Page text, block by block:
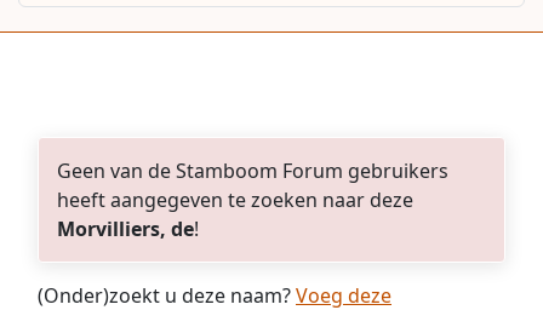
Geen van de Stamboom Forum gebruikers
heeft aangegeven te zoeken naar deze
Morvilliers, de!
(Onder)zoekt u deze naam?Voeg deze